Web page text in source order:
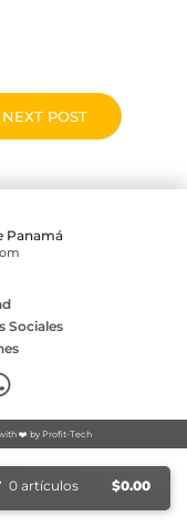
NEXT POST
Panamá
Sociales
❤️ by Profit-Tech
0 artículos $0.00